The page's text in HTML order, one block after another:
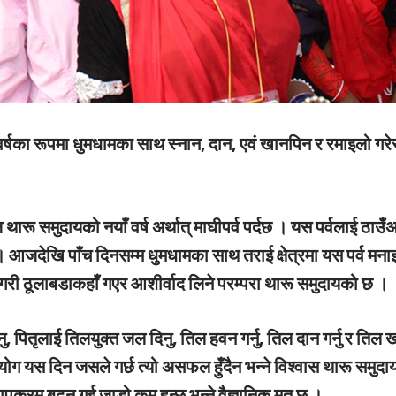
रूपमा धुमधामका साथ स्नान, दान, एवं खानपिन र रमाइलो
समुदायको नयाँ वर्ष अर्थात् माघीपर्व पर्दछ । यस पर्वलाई
आजदेखि पाँच दिनसम्म धुमधामका साथ तराई क्षेत्रमा यस पर्व
ठूलाबडाकहाँ गएर आशीर्वाद लिने परम्परा थारू समुदायको छ ।
पितृलाई तिलयुक्त जल दिनु, तिल हवन गर्नु, तिल दान गर्नु र तिल
यस दिन जसले गर्छ त्यो असफल हुँदैन भन्ने विश्वास थारू